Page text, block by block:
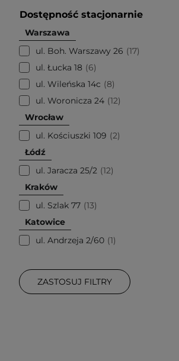
Dostępność stacjonarnie
Warszawa
ul. Boh. Warszawy 26
17
ul. Łucka 18
6
ul. Wileńska 14c
8
ul. Woronicza 24 12
Wrocław
ul. Kościuszki 109
2
Łódź
ul. Jaracza 25/2 12
Kraków
ul. Szlak 77 13
Katowice
ul. Andrzeja 2/60 1
ZASTOSUJ FILTRY